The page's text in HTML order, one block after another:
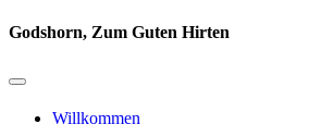
Godshorn, Zum Guten Hirten
Willkommen